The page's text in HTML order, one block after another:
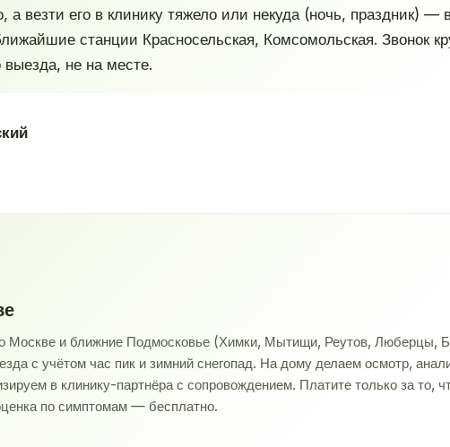
а везти его в клинику тяжело или некуда (ночь, праздник) —
станции Красносельская, Комсомольская. Звонок
не на месте.
Москве и ближние Подмосковье (Химки, Мытищи, Реутов, Люберцы,
с учётом час пик и зимний снегопад. На дому делаем осмотр,
в клинику-партнёра с сопровождением. Платите только за то,
по симптомам — бесплатно.